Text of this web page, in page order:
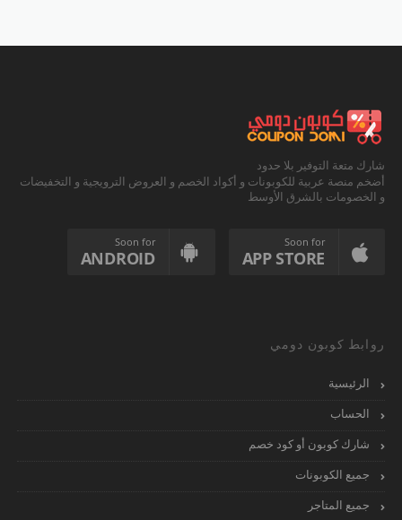
شارك متعة التوفير بلا حدود
أضخم منصة عربية للكوبونات و أكواد الخصم و العروض الترويجية و التخفيضات
و الخصومات بالشرق الأوسط
Soon for
APP STORE
Soon for
ANDROID
روابط كوبون دومي
الرئيسية
الحساب
شارك كوبون أو كود خصم
جميع الكوبونات
جميع المتاجر